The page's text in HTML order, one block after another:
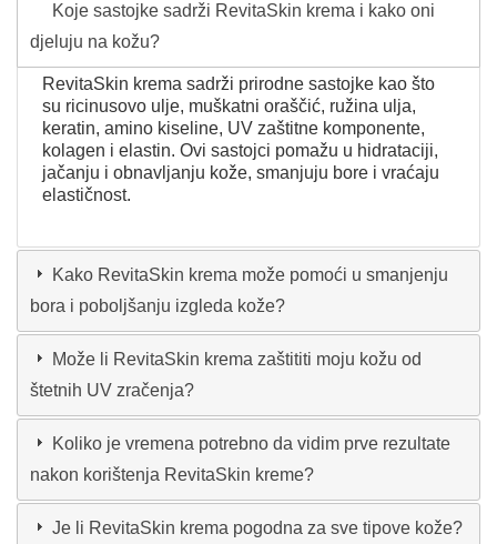
Koje sastojke sadrži RevitaSkin krema i kako oni
djeluju na kožu?
RevitaSkin krema sadrži prirodne sastojke kao što
su ricinusovo ulje, muškatni oraščić, ružina ulja,
keratin, amino kiseline, UV zaštitne komponente,
kolagen i elastin. Ovi sastojci pomažu u hidrataciji,
jačanju i obnavljanju kože, smanjuju bore i vraćaju
elastičnost.
Kako RevitaSkin krema može pomoći u smanjenju
bora i poboljšanju izgleda kože?
Može li RevitaSkin krema zaštititi moju kožu od
štetnih UV zračenja?
Koliko je vremena potrebno da vidim prve rezultate
nakon korištenja RevitaSkin kreme?
Je li RevitaSkin krema pogodna za sve tipove kože?